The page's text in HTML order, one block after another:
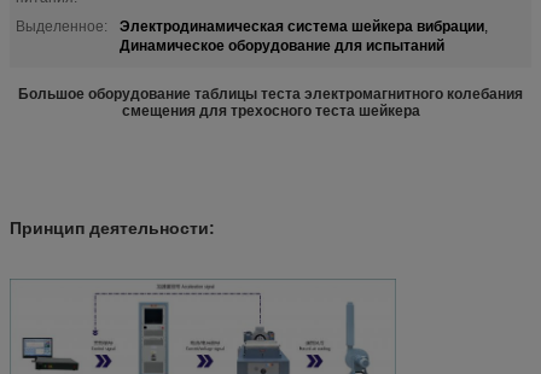
Выделенное: Электродинамическая система шейкера вибрации,
Динамическое оборудование для испытаний
Большое оборудование таблицы теста электромагнитного колебания
смещения для трехосного теста шейкера
Принцип деятельности: